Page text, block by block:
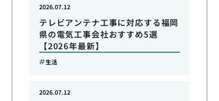
テレビアンテナ工事に対応する福岡
県の電気工事会社おすすめ5選
【2026年最新】
2026.07.12
生活
2026.07.12